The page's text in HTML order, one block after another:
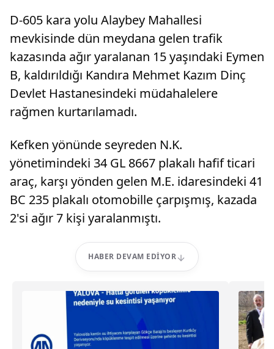
D-605 kara yolu Alaybey Mahallesi
mevkisinde dün meydana gelen trafik
kazasında ağır yaralanan 15 yaşındaki Eymen
B, kaldırıldığı Kandıra Mehmet Kazım Dinç
Devlet Hastanesindeki müdahalelere
rağmen kurtarılamadı.
Kefken yönünde seyreden N.K.
yönetimindeki 34 GL 8667 plakalı hafif ticari
araç, karşı yönden gelen M.E. idaresindeki 41
BC 235 plakalı otomobille çarpışmış, kazada
2'si ağır 7 kişi yaralanmıştı.
HABER DEVAM EDIYOR